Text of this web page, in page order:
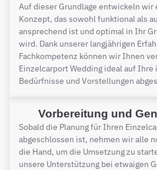
Auf dieser Grundlage entwickeln wir
Konzept, das sowohl funktional als
ansprechend ist und optimal in Ihr
wird. Dank unserer langjährigen
Fachkompetenz können wir Ihnen
Einzelcarport Wedding ideal auf
Bedürfnisse und Vorstellungen
Vorbereitung und
Sobald die Planung für Ihren
abgeschlossen ist, nehmen wir alle
die Hand, um die Umsetzung zu
unsere Unterstützung bei etwaigen